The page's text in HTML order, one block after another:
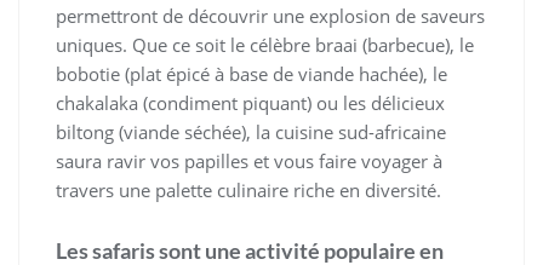
permettront de découvrir une explosion de saveurs
uniques. Que ce soit le célèbre braai (barbecue), le
bobotie (plat épicé à base de viande hachée), le
chakalaka (condiment piquant) ou les délicieux
biltong (viande séchée), la cuisine sud-africaine
saura ravir vos papilles et vous faire voyager à
travers une palette culinaire riche en diversité.
Les safaris sont une activité populaire en